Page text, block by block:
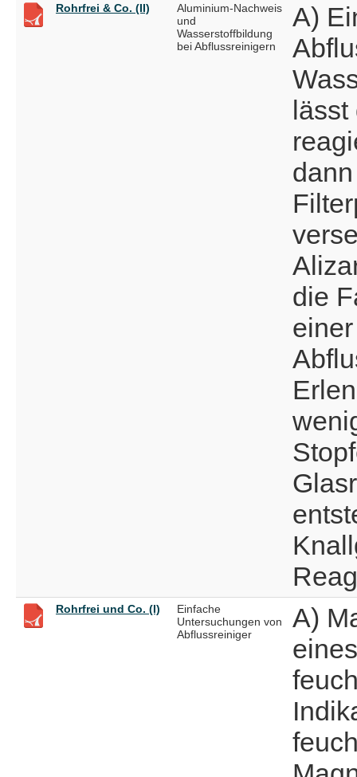
Rohrfrei & Co. (II)
Aluminium-Nachweis
und
Wasserstoffbildung
bei Abflussreinigern
A)
lässt
die
Rohrfrei und Co. (I)
Einfache
Untersuchungen von
Abflussreiniger
A)